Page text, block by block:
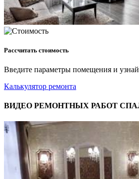
Рассчитать стоимость
Введите параметры помещения и
Калькулятор ремонта
ВИДЕО РЕМОНТНЫХ РАБОТ